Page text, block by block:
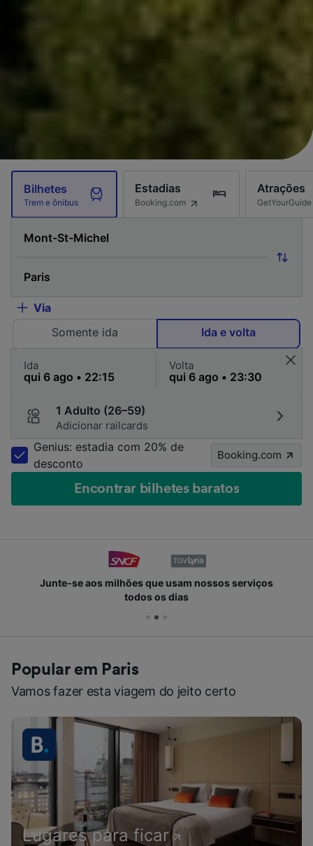
Bilhetes
Trem e ônibus
Estadias
Booking.com
Atrações
GetYourGuide
Via
Somente ida
Ida e volta
Ida Volta
1 Adulto (26–59)
Adicionar railcards
Genius: estadia com 20% de
desconto
Booking.com
Encontrar bilhetes baratos
Junte-se aos milhões que usam nossos serviços
todos os dias
Popular em Paris
Vamos fazer esta viagem do jeito certo
Lugares para ficar